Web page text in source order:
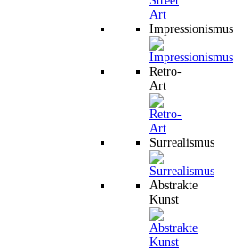
Impressionismus
Retro-
Art
Surrealismus
Abstrakte
Kunst